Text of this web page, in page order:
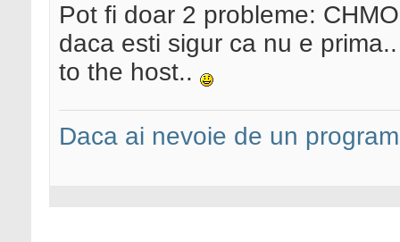
Pot fi doar 2 probleme:
daca esti sigur ca nu e
to the host..
Daca ai nevoie de un